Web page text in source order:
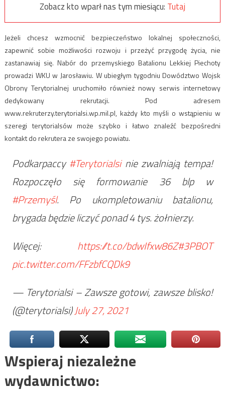
Zobacz kto wparł nas tym miesiącu: Tutaj
Jeżeli chcesz wzmocnić bezpieczeństwo lokalnej społeczności,
zapewnić sobie możliwości rozwoju i przeżyć przygodę życia, nie
zastanawiaj się. Nabór do przemyskiego Batalionu Lekkiej Piechoty
prowadzi WKU w Jarosławiu. W ubiegłym tygodniu Dowództwo Wojsk
Obrony Terytorialnej uruchomiło również nowy serwis internetowy
dedykowany rekrutacji. Pod adresem
www.rekruterzy.terytorialsi.wp.mil.pl, każdy kto myśli o wstąpieniu w
szeregi terytorialsów może szybko i łatwo znaleźć bezpośredni
kontakt do rekrutera ze swojego powiatu.
Podkarpaccy#Terytorialsinie zwalniają tempa!
Rozpoczęło się formowanie 36 blp w
#Przemyśl. Po ukompletowaniu batalionu,
brygada będzie liczyć ponad 4 tys. żołnierzy.
Więcej: https://t.co/bdwIfxw86Z#3PBOT
pic.twitter.com/FFzbfCQDk9
— Terytorialsi – Zawsze gotowi, zawsze blisko!
(@terytorialsi)July 27, 2021
Wspieraj niezależne
wydawnictwo: